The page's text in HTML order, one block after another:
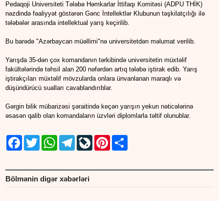
Pedaqoji Universiteti Tələbə Həmkarlar İttifaqı Komitəsi (ADPU THİK)
nəzdində fəaliyyət göstərən Gənc İntellektlər Klubunun təşkilatçılığı ilə
tələbələr arasında intellektual yarış keçirilib.
Bu barədə "Azərbaycan müəllimi"nə universitetdən məlumat verilib.
Yarışda 35-dən çox komandanın tərkibində universitetin müxtəlif
fakültələrində təhsil alan 200 nəfərdən artıq tələbə iştirak edib. Yarış
iştirakçıları müxtəlif mövzularda onlara ünvanlanan maraqlı və
düşündürücü sualları cavablandırıblar.
Gərgin bilik mübarizəsi şəraitində keçən yarışın yekun nəticələrinə
əsasən qalib olan komandaların üzvləri diplomlarla təltif olunublar.
FacebookTwitter WhatsAppTelegramLiveJournal
Pinterest
Bölmənin digər xəbərləri